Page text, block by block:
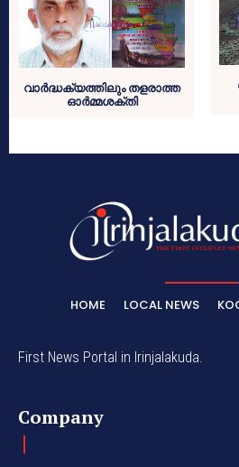
വാര്‍ദ്ധക്യത്തിലും തളരാത്ത
ഓര്‍മ്മശക്തി
HOME LOCAL NEWS
First News Portal in Irinjalakuda.
Company